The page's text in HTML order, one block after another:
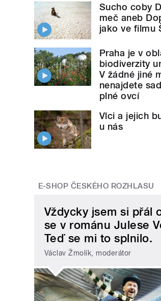
Sucho coby
meč aneb
jako ve filmu
Praha je v
biodiverzity
V žádné jiné
nenajdete
plné ovcí
Vlci a jejich
u nás
E-SHOP ČESKÉHO ROZHLASU
Vždycky jsem si přál
se v románu Julese
Teď se mi to splnilo.
Václav Žmolík, moderátor